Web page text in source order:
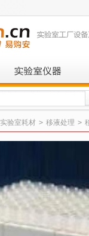
实验室耗材 > 移液处理 >